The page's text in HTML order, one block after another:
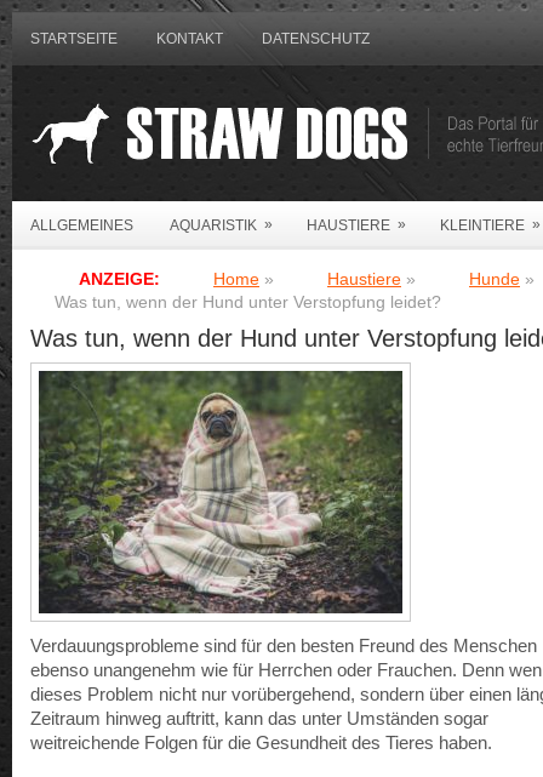
STARTSEITE KONTAKT DATENSCHUTZ
ALLGEMEINES AQUARISTIK » HAUSTIERE » KLEINTIERE »
ANZEIGE: Home » Haustiere » Hunde »
Was tun, wenn der Hund unter Verstopfung leidet?
Was tun, wenn der Hund unter Verstopfung
Verdauungsprobleme sind für den besten Freund des Menschen
ebenso unangenehm wie für Herrchen oder Frauchen. Denn
dieses Problem nicht nur vorübergehend, sondern über einen
Zeitraum hinweg auftritt, kann das unter Umständen sogar
weitreichende Folgen für die Gesundheit des Tieres haben.